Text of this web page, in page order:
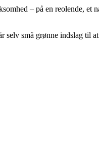
– på en reolende, et
små grønne indslag til